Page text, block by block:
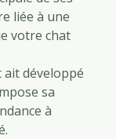
liée à une
votre chat
ait développé
sa
à